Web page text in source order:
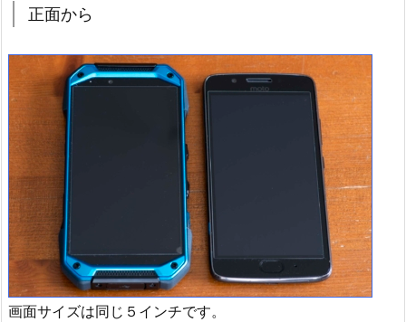
正面から
画面サイズは同じ５インチです。